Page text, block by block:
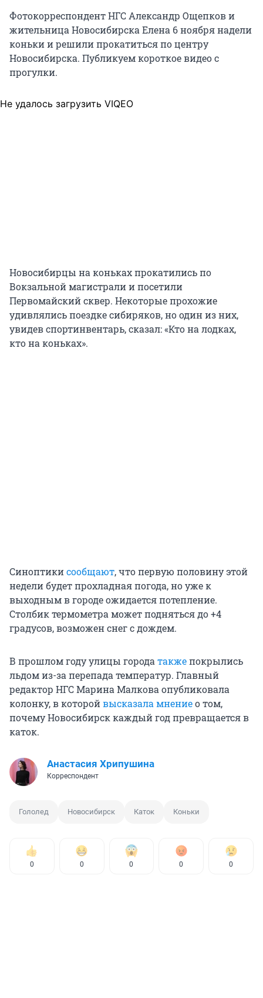
Фотокорреспондент НГС Александр Ощепков и
жительница Новосибирска Елена 6 ноября надели
коньки и решили прокатиться по центру
Новосибирска. Публикуем короткое видео с
прогулки.
Не удалось загрузить VIQEO
Новосибирцы на коньках прокатились по
Вокзальной магистрали и посетили
Первомайский сквер. Некоторые прохожие
удивлялись поездке сибиряков, но один из них,
увидев спортинвентарь, сказал: «Кто на лодках,
кто на коньках».
Синоптикисообщают, что первую половину этой
недели будет прохладная погода, но уже к
выходным в городе ожидается потепление.
Столбик термометра может подняться до +4
градусов, возможен снег с дождем.
В прошлом году улицы городатакжепокрылись
льдом из-за перепада температур. Главный
редактор НГС Марина Малкова опубликовала
колонку, в которойвысказала мнениео том,
почему Новосибирск каждый год превращается в
каток.
Анастасия Хрипушина
Корреспондент
Гололед Новосибирск Каток Коньки
0 0 0 0 0